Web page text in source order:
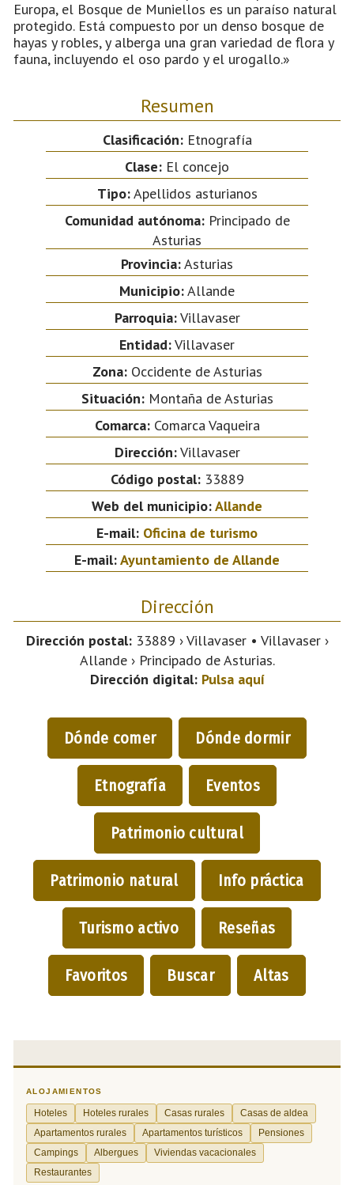
Europa, el Bosque de Muniellos es un paraíso natural
protegido. Está compuesto por un denso bosque de
hayas y robles, y alberga una gran variedad de flora y
fauna, incluyendo el oso pardo y el urogallo.»
Resumen
Clasificación:Etnografía
Clase: El concejo
Tipo:Apellidos asturianos
Comunidad autónoma:Principado de
Asturias
Provincia:Asturias
Municipio:Allande
Parroquia:Villavaser
Entidad:Villavaser
Zona:Occidente de Asturias
Situación:Montaña de Asturias
Comarca:Comarca Vaqueira
Dirección:Villavaser
Código postal:33889
Web del municipio:Allande
E-mail: Oficina de turismo
E-mail:Ayuntamiento de Allande
Dirección
Dirección postal:33889 › Villavaser • Villavaser ›
Allande › Principado de Asturias.
Dirección digital: Pulsa aquí
Dónde comer Dónde dormir
Etnografía Eventos
Patrimonio cultural
Patrimonio natural Info práctica
Turismo activo Reseñas
Favoritos Buscar Altas